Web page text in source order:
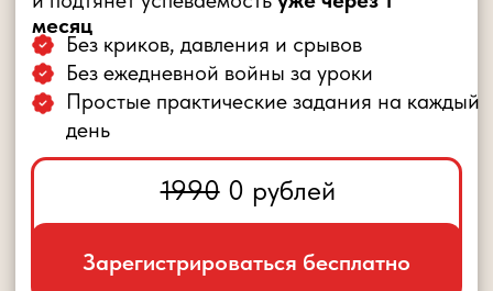
19900 рублей
Сразу после регистрации получите
5 лайфхаков
учиться без напоминаний
Зарегистрироваться бесплатно